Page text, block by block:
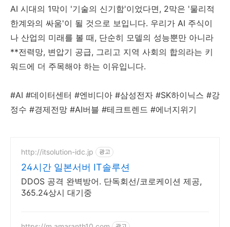
AI 시대의 1막이 '기술의 신기함'이었다면, 2막은 '물리적
한계와의 싸움'이 될 것으로 보입니다. 우리가 AI 주식이
나 산업의 미래를 볼 때, 단순히 모델의 성능뿐만 아니라
**전력망, 변압기 공급, 그리고 지역 사회의 합의라는 키
워드에 더 주목해야 하는 이유입니다.
#AI #데이터센터 #엔비디아 #삼성전자 #SK하이닉스 #강
정수 #경제전망 #AI버블 #테크트렌드 #에너지위기
http://itsolution-idc.jp 광고
24시간 일본서버 IT솔루션
DDOS 공격 완벽방어. 단독회선/코로케이션 제공,
365.24상시 대기중